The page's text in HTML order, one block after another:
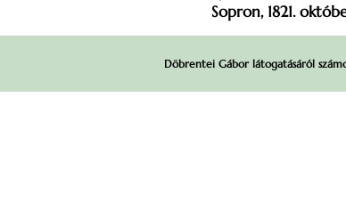
Sopron, 1821.
Döbrentei Gábor látogatásáról